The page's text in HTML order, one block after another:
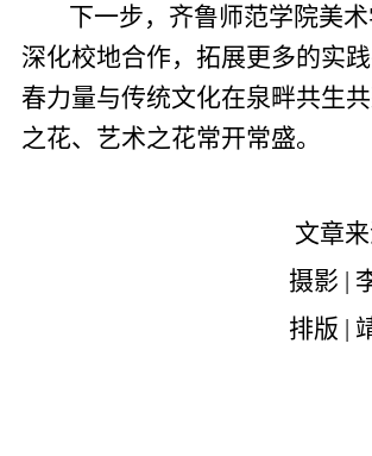
下一步，齐鲁师范学院美
深化校地合作，拓展更多的实
春力量与传统文化在泉畔共生
之花、艺术之花常开常盛。
文章
摄影 |
排版 |